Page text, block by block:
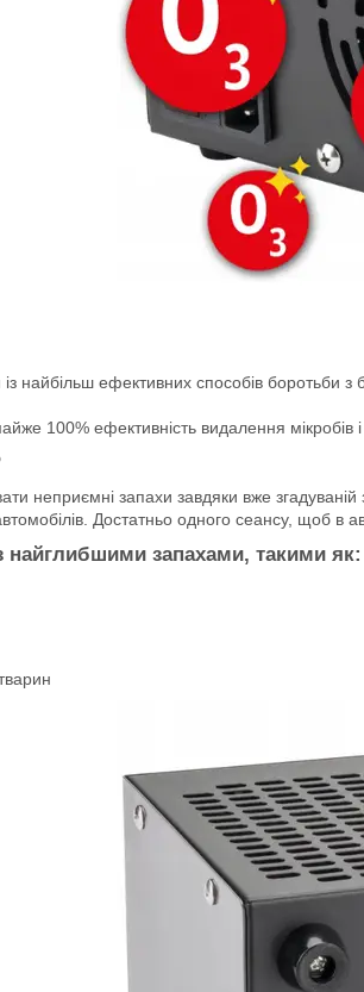
найбільш ефективних способів боротьби з
100% ефективність видалення мікробів
неприємні запахи завдяки вже згадуваній
Достатньо одного сеансу, щоб в
найглибшими запахами, такими як: